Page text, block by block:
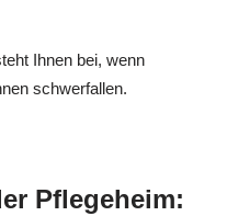
Ihnen bei, wenn
schwerfallen.
Pflegeheim: